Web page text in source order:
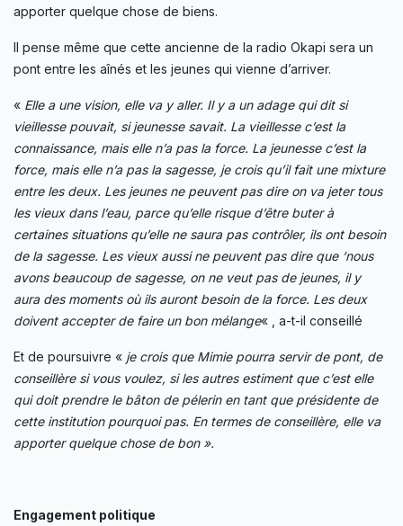
apporter quelque chose de biens.
Il pense même que cette ancienne de la radio Okapi sera un
pont entre les aînés et les jeunes qui vienne d’arriver.
« Elle a une vision, elle va y aller. Il y a un adage qui dit si
vieillesse pouvait, si jeunesse savait. La vieillesse c’est la
connaissance, mais elle n’a pas la force. La jeunesse c’est la
force, mais elle n’a pas la sagesse, je crois qu’il fait une mixture
entre les deux. Les jeunes ne peuvent pas dire on va jeter tous
les vieux dans l’eau, parce qu’elle risque d’être buter à
certaines situations qu’elle ne saura pas contrôler, ils ont besoin
de la sagesse. Les vieux aussi ne peuvent pas dire que ‘nous
avons beaucoup de sagesse, on ne veut pas de jeunes, il y
aura des moments où ils auront besoin de la force. Les deux
doivent accepter de faire un bon mélange« , a-t-il conseillé
Et de poursuivre « je crois que Mimie pourra servir de pont, de
conseillère si vous voulez, si les autres estiment que c’est elle
qui doit prendre le bâton de pélerin en tant que présidente de
cette institution pourquoi pas. En termes de conseillère, elle va
apporter quelque chose de bon ».
Engagement politique